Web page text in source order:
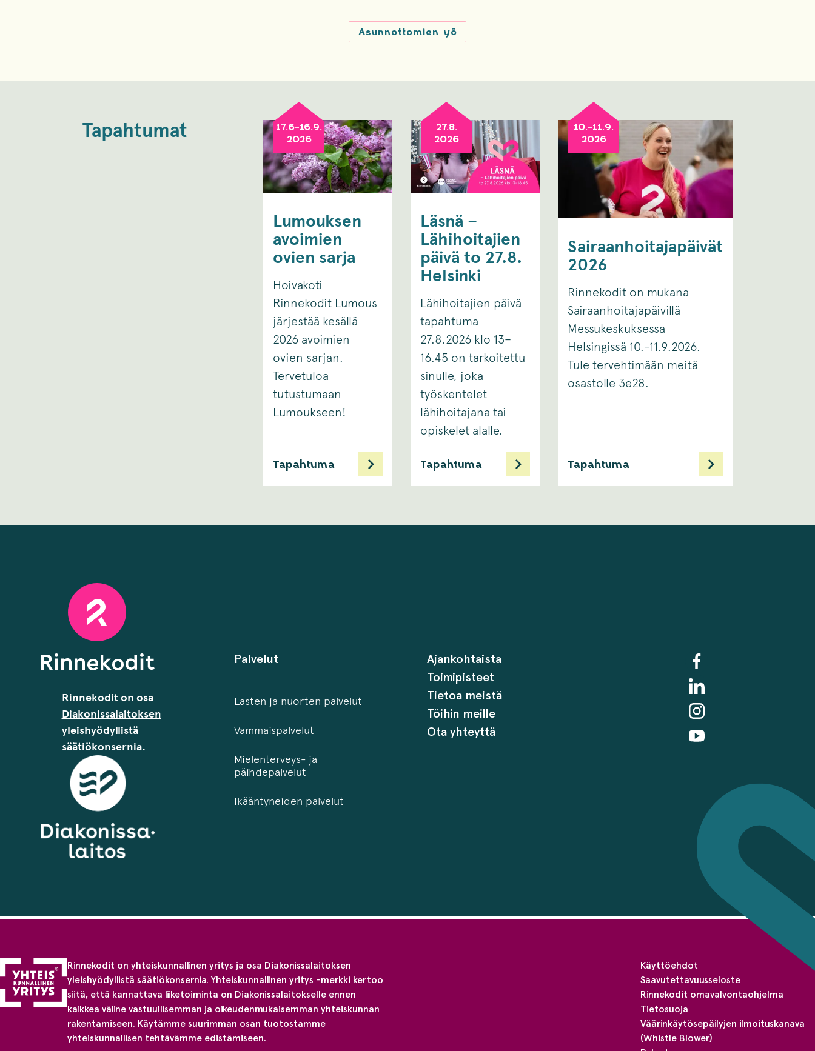
Asunnottomien yö
Tapahtumat
17.6-16.9.
2026
Lumouksen
avoimien
ovien sarja
Hoivakoti
Rinnekodit Lumous
järjestää kesällä
2026 avoimien
ovien sarjan.
Tervetuloa
tutustumaan
Lumoukseen!
Tapahtuma
27.8.
2026
Läsnä –
Lähihoitajien
päivä to 27.8.
Helsinki
Lähihoitajien päivä
tapahtuma
27.8.2026 klo 13–
16.45 on tarkoitettu
sinulle, joka
työskentelet
lähihoitajana tai
opiskelet alalle. ​
Tapahtuma
10.-11.9.
2026
Sairaanhoitajapäivät
2026
Rinnekodit on mukana
Sairaanhoitajapäivillä
Messukeskuksessa
Helsingissä 10.-11.9.2026.
Tule tervehtimään meitä
osastolle 3e28.
Tapahtuma
Rinnekodit on osa
Diakonissalaitoksen
yleishyödyllistä
säätiökonsernia.
Palvelut
Lasten ja nuorten palvelut
Vammaispalvelut
Mielenterveys- ja
päihdepalvelut
Ikääntyneiden palvelut
Ajankohtaista
Toimipisteet
Tietoa meistä
Töihin meille
Ota yhteyttä
Rinnekodit on yhteiskunnallinen yritys ja osa Diakonissalaitoksen
yleishyödyllistä säätiökonsernia. Yhteiskunnallinen yritys -merkki kertoo
siitä, että kannattava liiketoiminta on Diakonissalaitokselle ennen
kaikkea väline vastuullisemman ja oikeudenmukaisemman yhteiskunnan
rakentamiseen. Käytämme suurimman osan tuotostamme
yhteiskunnallisen tehtävämme edistämiseen.
Käyttöehdot
Saavutettavuusseloste
Rinnekodit omavalvontaohjelma
Tietosuoja
Väärinkäytösepäilyjen ilmoituskanava
(Whistle Blower)